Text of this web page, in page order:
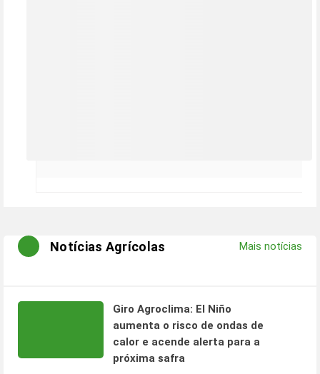
Notícias Agrícolas Mais notícias
Giro Agroclima: El Niño
aumenta o risco de ondas de
calor e acende alerta para a
próxima safra